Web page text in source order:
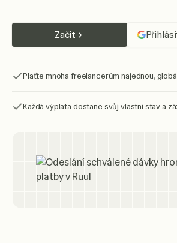
Začít
Plaťte mnoha freelancerům najednou,
Každá výplata dostane svůj vlastní stav a